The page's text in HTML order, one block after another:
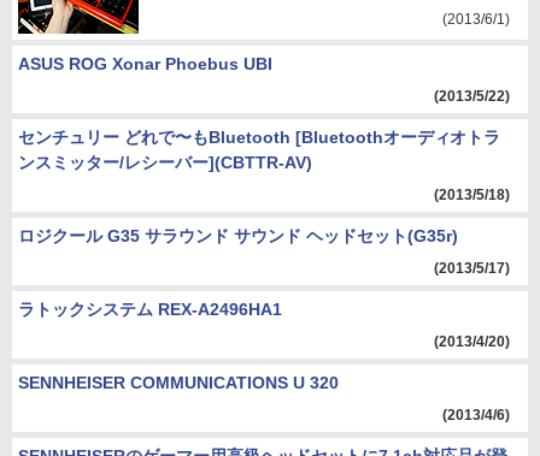
(2013/6/1)
ASUS ROG Xonar Phoebus UBI
(2013/5/22)
センチュリー どれで〜もBluetooth [Bluetoothオーディオトラ
ンスミッター/レシーバー](CBTTR-AV)
(2013/5/18)
ロジクール G35 サラウンド サウンド ヘッドセット(G35r)
(2013/5/17)
ラトックシステム REX-A2496HA1
(2013/4/20)
SENNHEISER COMMUNICATIONS U 320
(2013/4/6)